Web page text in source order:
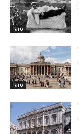
faro
faro